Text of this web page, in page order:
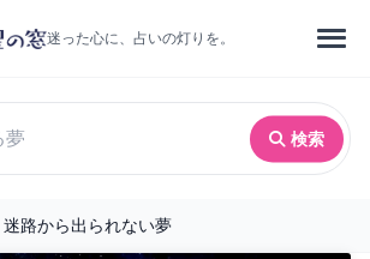
迷った心に、占いの灯りを。
検索
迷路から出られない夢